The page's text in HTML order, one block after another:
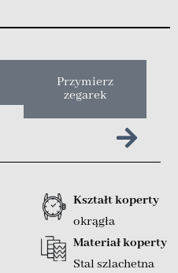
Przymierz
zegarek
Kształt koperty
okrągła
Materiał koperty
Stal szlachetna